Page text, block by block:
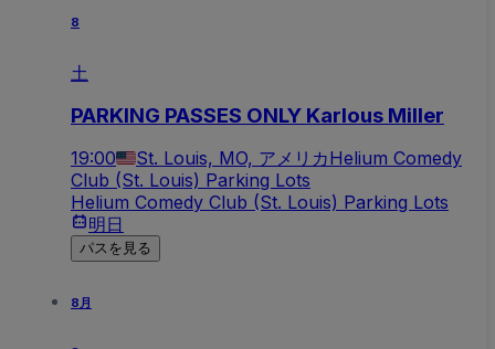
8
土
PARKING PASSES ONLY Karlous Miller
19:00 St. Louis, MO, アメリカHelium Comedy
Club (St. Louis) Parking Lots
Helium Comedy Club (St. Louis) Parking Lots
明日
パスを見る
8月